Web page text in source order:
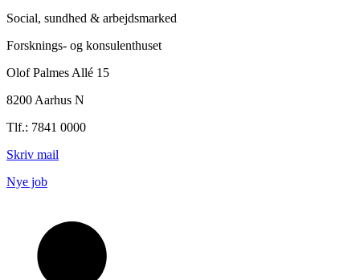
Social, sundhed & arbejdsmarked
Forsknings- og konsulenthuset
Olof Palmes Allé 15
8200 Aarhus N
Tlf.: 7841 0000
Skriv mail
Nye job